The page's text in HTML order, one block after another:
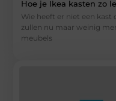
Hoe je Ikea kasten zo
Wie heeft er niet een kast
zullen nu maar weinig
meubels